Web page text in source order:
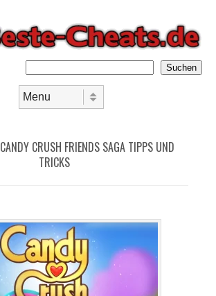
Suchen
CANDY CRUSH FRIENDS SAGA TIPPS UND
TRICKS